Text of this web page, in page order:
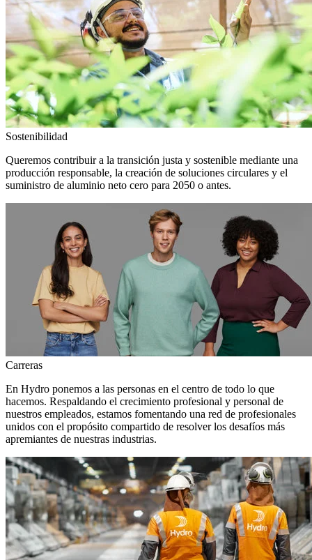
Sostenibilidad
Queremos contribuir a la transición justa y sostenible mediante una
producción responsable, la creación de soluciones circulares y el
suministro de aluminio neto cero para 2050 o antes.
Carreras
En Hydro ponemos a las personas en el centro de todo lo que
hacemos. Respaldando el crecimiento profesional y personal de
nuestros empleados, estamos fomentando una red de profesionales
unidos con el propósito compartido de resolver los desafíos más
apremiantes de nuestras industrias.